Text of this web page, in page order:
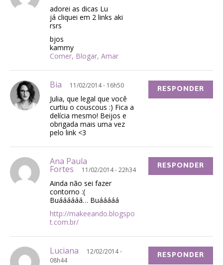
adorei as dicas Lu
já cliquei em 2 links aki
rsrs
bjos
kammy
Comer, Blogar, Amar
Bia 11/02/2014 - 16h50
Julia, que legal que você
curtiu o couscous :) Fica a
delícia mesmo! Beijos e
obrigada mais uma vez
pelo link <3
RESPONDER
Ana Paula
Fortes 11/02/2014 - 22h34
Ainda não sei fazer
contorno :(
Buáááááá… Buááááá
http://makeeando.blogspo
t.com.br/
RESPONDER
Luciana
12/02/2014 -
08h44
RESPONDER